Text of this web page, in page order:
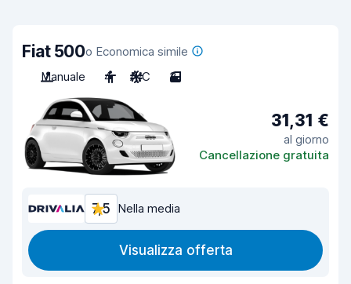
Fiat 500o Economica simile
Manuale
4 A/C 3
31,31 €
al giorno
Cancellazione gratuita
7,5 Nella media
Visualizza offerta